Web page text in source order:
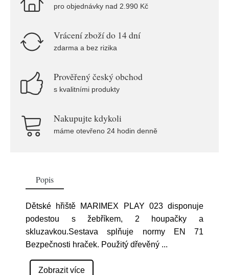
pro objednávky nad 2.990 Kč
Vrácení zboží do 14 dní
zdarma a bez rizika
Prověřený český obchod
s kvalitními produkty
Nakupujte kdykoli
máme otevřeno 24 hodin denně
Popis
Dětské hřiště MARIMEX PLAY 023 disponuje
podestou s žebříkem, 2 houpačky a
skluzavkou.Sestava splňuje normy EN 71
Bezpečnosti hraček. Použitý dřevěný ...
Zobrazit více